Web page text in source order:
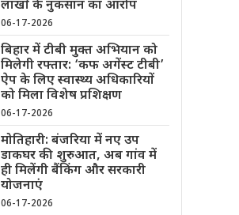
लाखों के नुकसान का आरोप
06-17-2026
बिहार में टीबी मुक्त अभियान को
मिलेगी रफ्तार: ‘कफ अगेंस्ट टीबी’
ऐप के लिए स्वास्थ्य अधिकारियों
को मिला विशेष प्रशिक्षण
06-17-2026
मोतिहारी: बंजरिया में नए उप
डाकघर की शुरुआत, अब गांव में
ही मिलेंगी बैंकिंग और सरकारी
योजनाएं
06-17-2026